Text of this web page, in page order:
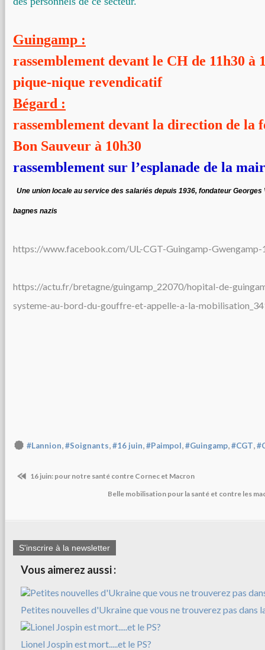
Guingamp :
rassemblement devant le CH de 11h30 à
pique-nique revendicatif
Bégard :
rassemblement devant la direction de la
Bon Sauveur à 10h30
rassemblement sur l’esplanade de la
Une union locale au service des salariés depuis 1936, fondateur Georges
bagnes nazis
https://www.facebook.com/UL-CGT-Guingamp-
https://actu.fr/bretagne/guingamp_22070/hopital-de-
systeme-au-bord-du-gouffre-et-appelle-a-la-
#Lannion,#Soignants,#16 juin,#Paimpol,#Guingamp,#CGT,
16 juin: pour notre santé contre Cornec et Macron
Belle mobilisation pour la santé et contre les
S'inscrire à la newsletter
Vous aimerez aussi :
Petites nouvelles d'Ukraine que vous ne trouverez pas dans
Lionel Jospin est mort.....et le PS?